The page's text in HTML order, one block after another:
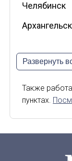
Челябинск
Архангельск
Киров
Липецк
Развернуть
Также
пунктах.